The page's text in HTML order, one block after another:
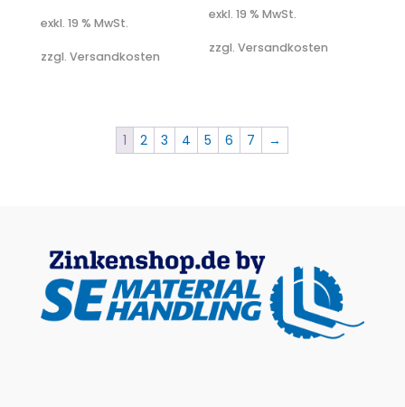
exkl. 19 % MwSt.
zzgl. Versandkosten
exkl. 19 % MwSt.
zzgl. Versandkosten
1 2 3 4 5 6 7 →